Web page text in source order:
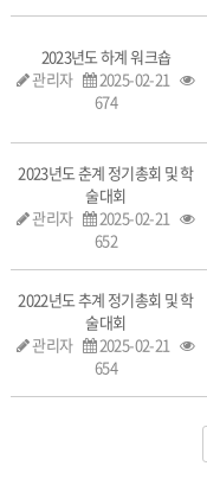
2023년도 하계 워크숍
관리자
2025-02-21
674
2023년도 춘계 정기총회 및 학
술대회
관리자
2025-02-21
652
2022년도 추계 정기총회 및 학
술대회
관리자
2025-02-21
654